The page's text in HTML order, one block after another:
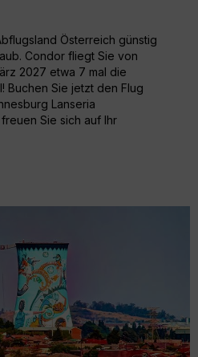
Österreich günstig
Condor fliegt Sie von
2027 etwa 7 mal die
Buchen Sie jetzt den Flug
Lanseria
Sie sich auf Ihr